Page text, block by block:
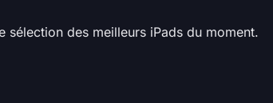
des meilleurs iPads du moment.